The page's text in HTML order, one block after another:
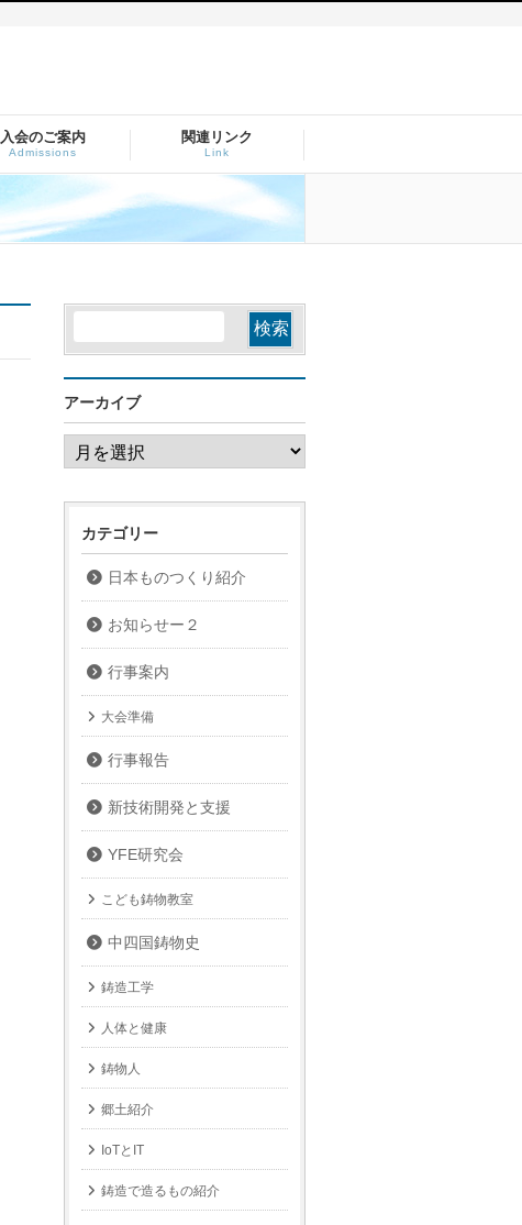
入会のご案内
Admissions
関連リンク
Link
アーカイブ
ア
ー
カ
ブ
カテゴリー
日本ものつくり紹介
お知らせー２
行事案内
大会準備
行事報告
新技術開発と支援
YFE研究会
こども鋳物教室
中四国鋳物史
鋳造工学
人体と健康
鋳物人
郷土紹介
IoTとIT
鋳造で造るもの紹介